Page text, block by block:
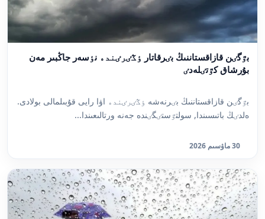
بٷگٸن قازاقستاننىڭ بٸرقاتار ٶڭٸرٸندە نٶسەر جاڭبىر مەن
بۇرشاق كٷتٸلەدٸ
بٷگٸن قازاقستاننىڭ بٸرنەشە ٶڭٸرٸندە اۋا رايى قۇبىلمالى بولادى.
ەلدٸڭ باتىسىندا, سولتٷستٸگٸندە جەنە ورتالىعىندا...
30 ماۋسىم 2026